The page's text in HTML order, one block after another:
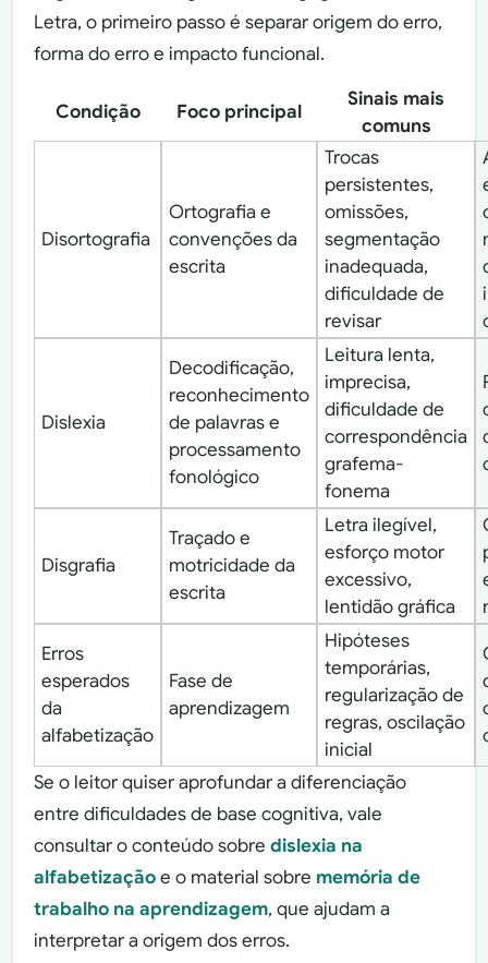
Letra, o primeiro passo é separar origem do erro,
forma do erro e impacto funcional.
Condição Foco principal
Sinais mais
comuns
Disortografia
Ortografia e
convenções da
escrita
Trocas
persistentes,
omissões,
segmentação
inadequada,
dificuldade de
revisar
Dislexia
Decodificação,
reconhecimento
de palavras e
processamento
fonológico
Leitura lenta,
imprecisa,
dificuldade de
correspondência
grafema-
fonema
Disgrafia
Traçado e
motricidade da
escrita
Letra ilegível,
esforço motor
excessivo,
lentidão gráfica
Erros
esperados
da
alfabetização
Fase de
aprendizagem
Hipóteses
temporárias,
regularização de
regras, oscilação
inicial
Se o leitor quiser aprofundar a diferenciação
entre dificuldades de base cognitiva, vale
consultar o conteúdo sobredislexia na
alfabetizaçãoe o material sobre memória de
trabalho na aprendizagem, que ajudam a
interpretar a origem dos erros.